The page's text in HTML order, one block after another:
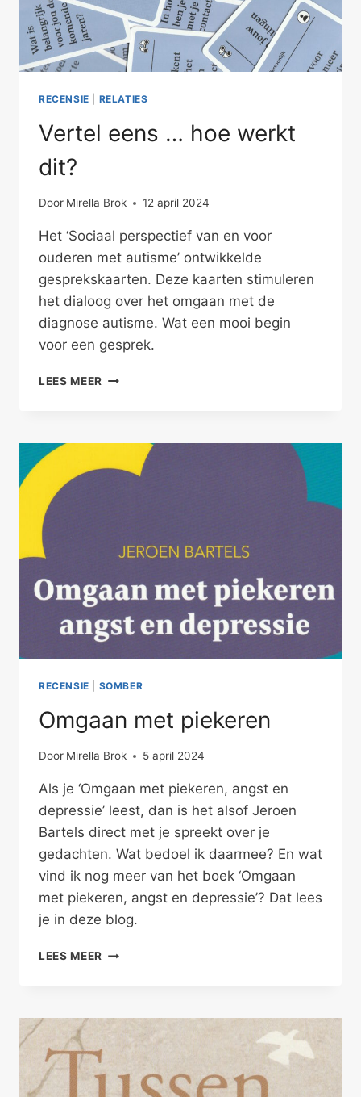
RECENSIE RELATIES
Vertel eens … hoe werkt
dit?
Door Mirella Brok 12 april 2024
Het ‘Sociaal perspectief van en voor
ouderen met autisme’ ontwikkelde
gesprekskaarten. Deze kaarten stimuleren
het dialoog over het omgaan met de
diagnose autisme. Wat een mooi begin
voor een gesprek.
LEES MEER VERTEL
WERKT
RECENSIE SOMBER
Omgaan met piekeren
Door Mirella Brok 5 april 2024
Als je ‘Omgaan met piekeren, angst en
depressie’ leest, dan is het alsof Jeroen
Bartels direct met je spreekt over je
gedachten. Wat bedoel ik daarmee? En wat
vind ik nog meer van het boek ‘Omgaan
met piekeren, angst en depressie’? Dat lees
je in deze blog.
LEES MEER OMGAAN